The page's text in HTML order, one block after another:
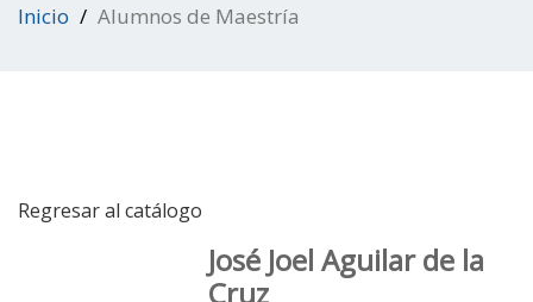
Inicio Alumnos de Maestría
Regresar al catálogo
José Joel Aguilar de la
Cruz